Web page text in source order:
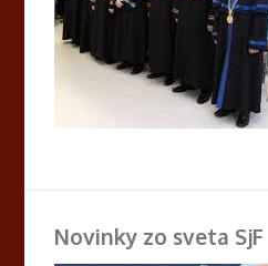
Novinky zo sveta SjF